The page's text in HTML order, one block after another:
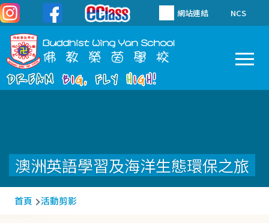
移至主內容 網站連結 NCS
澳洲英語學習及海洋生態環保之旅
導
首頁 活動剪影